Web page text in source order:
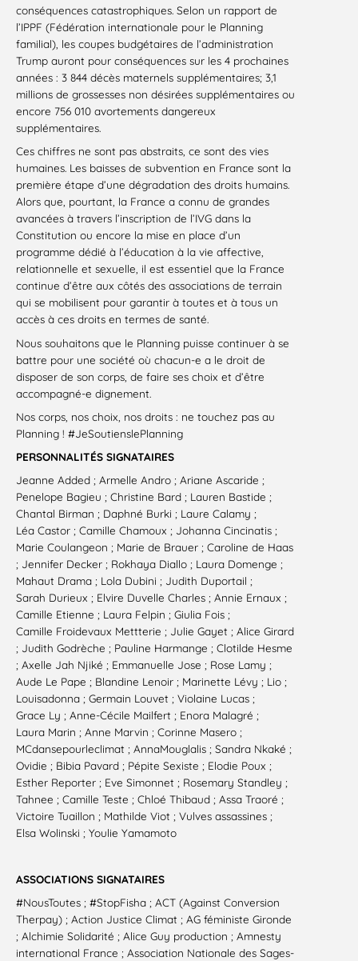
conséquences catastrophiques. Selon un rapport de
l’IPPF (Fédération internationale pour le Planning
familial), les coupes budgétaires de l’administration
Trump auront pour conséquences sur les 4 prochaines
années : 3 844 décès maternels supplémentaires; 3,1
millions de grossesses non désirées supplémentaires ou
encore 756 010 avortements dangereux
supplémentaires.
Ces chiffres ne sont pas abstraits, ce sont des vies
humaines. Les baisses de subvention en France sont la
première étape d’une dégradation des droits humains.
Alors que, pourtant, la France a connu de grandes
avancées à travers l’inscription de l’IVG dans la
Constitution ou encore la mise en place d’un
programme dédié à l’éducation à la vie affective,
relationnelle et sexuelle, il est essentiel que la France
continue d’être aux côtés des associations de terrain
qui se mobilisent pour garantir à toutes et à tous un
accès à ces droits en termes de santé.
Nous souhaitons que le Planning puisse continuer à se
battre pour une société où chacun-e a le droit de
disposer de son corps, de faire ses choix et d’être
accompagné-e dignement.
Nos corps, nos choix, nos droits : ne touchez pas au
Planning ! #JeSoutienslePlanning
PERSONNALITÉS SIGNATAIRES
Jeanne Added ; Armelle Andro ; Ariane Ascaride ;
Penelope Bagieu ; Christine Bard ; Lauren Bastide ;
Chantal Birman ; Daphné Burki ; Laure Calamy ;
Léa Castor ; Camille Chamoux ; Johanna Cincinatis ;
Marie Coulangeon ; Marie de Brauer ; Caroline de Haas
; Jennifer Decker ; Rokhaya Diallo ; Laura Domenge ;
Mahaut Drama ; Lola Dubini ; Judith Duportail ;
Sarah Durieux ; Elvire Duvelle Charles ; Annie Ernaux ;
Camille Etienne ; Laura Felpin ; Giulia Fois ;
Camille Froidevaux Mettterie ; Julie Gayet ; Alice Girard
; Judith Godrèche ; Pauline Harmange ; Clotilde Hesme
; Axelle Jah Njiké ; Emmanuelle Jose ; Rose Lamy ;
Aude Le Pape ; Blandine Lenoir ; Marinette Lévy ; Lio ;
Louisadonna ; Germain Louvet ; Violaine Lucas ;
Grace Ly ; Anne-Cécile Mailfert ; Enora Malagré ;
Laura Marin ; Anne Marvin ; Corinne Masero ;
MCdansepourleclimat ; AnnaMouglalis ; Sandra Nkaké ;
Ovidie ; Bibia Pavard ; Pépite Sexiste ; Elodie Poux ;
Esther Reporter ; Eve Simonnet ; Rosemary Standley ;
Tahnee ; Camille Teste ; Chloé Thibaud ; Assa Traoré ;
Victoire Tuaillon ; Mathilde Viot ; Vulves assassines ;
Elsa Wolinski ; Youlie Yamamoto
ASSOCIATIONS SIGNATAIRES
#NousToutes ; #StopFisha ; ACT (Against Conversion
Therpay) ; Action Justice Climat ; AG féministe Gironde
; Alchimie Solidarité ; Alice Guy production ; Amnesty
international France ; Association Nationale des Sages-